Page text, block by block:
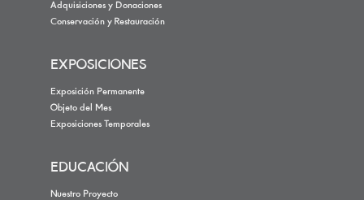
Adquisiciones y Donaciones
Conservación y Restauración
EXPOSICIONES
Exposición Permanente
Objeto del Mes
Exposiciones Temporales
EDUCACIÓN
Nuestro Proyecto